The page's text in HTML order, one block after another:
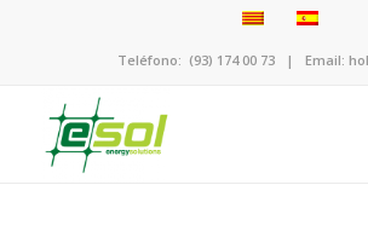
Teléfono: (93) 174 00 73 | Email: